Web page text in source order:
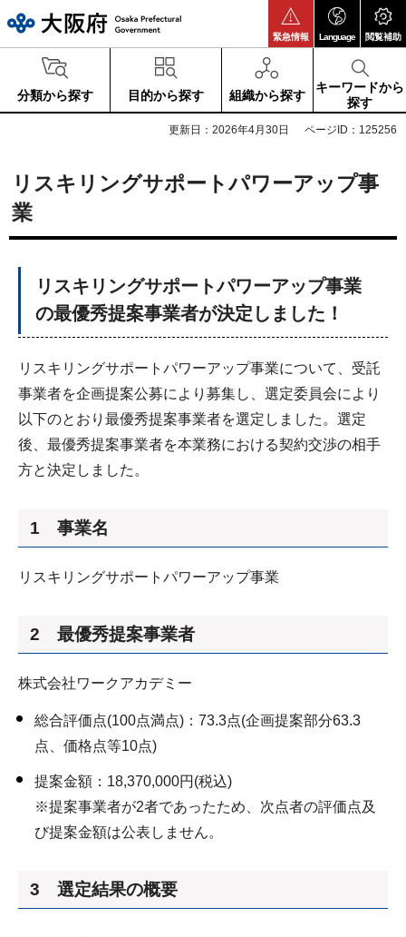
緊急情報 Language 閲覧補助
分類から探す 目的から探す 組織から探す
キーワードから
探す
更新日：2026年4月30日 ページID：125256
リスキリングサポートパワーアップ事
業
リスキリングサポートパワーアップ事業
の最優秀提案事業者が決定しました！
リスキリングサポートパワーアップ事業について、受託
事業者を企画提案公募により募集し、選定委員会により
以下のとおり最優秀提案事業者を選定しました。選定
後、最優秀提案事業者を本業務における契約交渉の相手
方と決定しました。
1 事業名
リスキリングサポートパワーアップ事業
2 最優秀提案事業者
株式会社ワークアカデミー
総合評価点(100点満点)：73.3点(企画提案部分63.3
点、価格点等10点)
提案金額：18,370,000円(税込)
※提案事業者が2者であったため、次点者の評価点及
び提案金額は公表しません。
3 選定結果の概要